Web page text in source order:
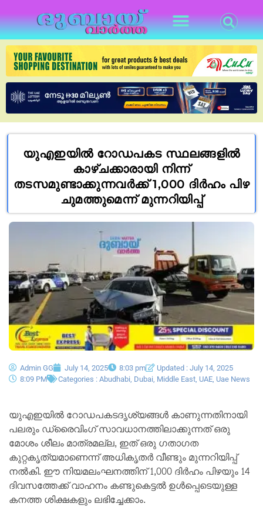
യുഎഇയിൽ റോഡപകട സ്ഥലങ്ങളിൽ
കാഴ്ചക്കാരായി നിന്ന്
തടസമുണ്ടാക്കുന്നവർക്ക് 1,000 ദിർഹം പിഴ
ചുമത്തുമെന്ന് മുന്നറിയിപ്പ്
Admin GG July 14, 2025 8:03 pm
Updated : July 14, 2025
8:09 PM
Categories : Abudhabi Dubai Middle East UAE Uae News
യുഎഇയിൽ റോഡപകടദൃശ്യങ്ങൾ കാണുന്നതിനായി
പലരും ഡ്രൈവിംഗ് സാവധാനത്തിലാക്കുന്നത് ഒരു
മോശം ശീലം മാത്രമല്ല, ഇത് ഒരു ഗതാഗത
കുറ്റകൃത്യമാണെന്ന് അധികൃതർ വീണ്ടും മുന്നറിയിപ്പ്
നൽകി. ഈ നിയമലംഘനത്തിന് 1,000 ദിർഹം പിഴയും 14
ദിവസത്തേക്ക് വാഹനം കണ്ടുകെട്ടൽ ഉൾപ്പെടെയുള്ള
കനത്ത ശിക്ഷകളും ലഭിച്ചേക്കാം.